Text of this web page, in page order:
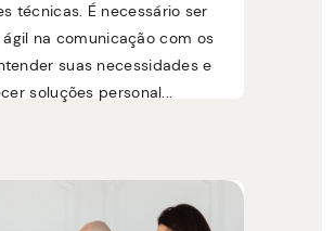
técnicas. É necessário ser
na comunicação com os
suas necessidades e
soluções personal...